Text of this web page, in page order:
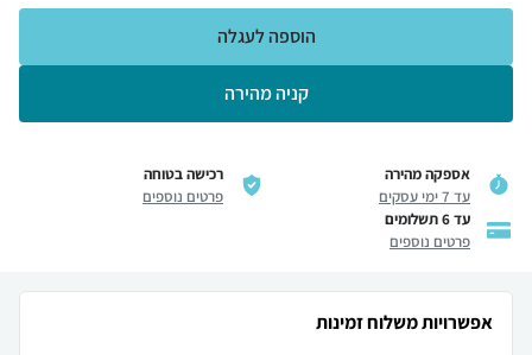
קניה מהירה
הוספה לעגלה
אספקה מהירה
עד 7 ימי עסקים
רכישה בטוחה
פרטים נוספים
עד 6 תשלומים
פרטים נוספים
אפשרויות משלוח זמינות